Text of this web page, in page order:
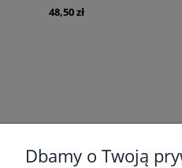
48,50 zł
Dbamy o Twoją